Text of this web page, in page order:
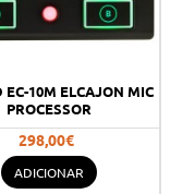
EC-10M ELCAJON MIC
PROCESSOR
298,00€
ADICIONAR